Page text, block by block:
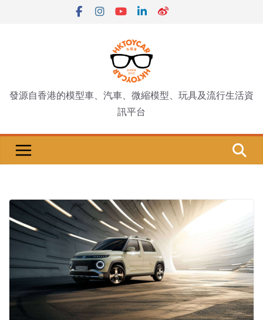
發源自香港的模型車、汽車、微縮模型、玩具及流行生活資
訊平台